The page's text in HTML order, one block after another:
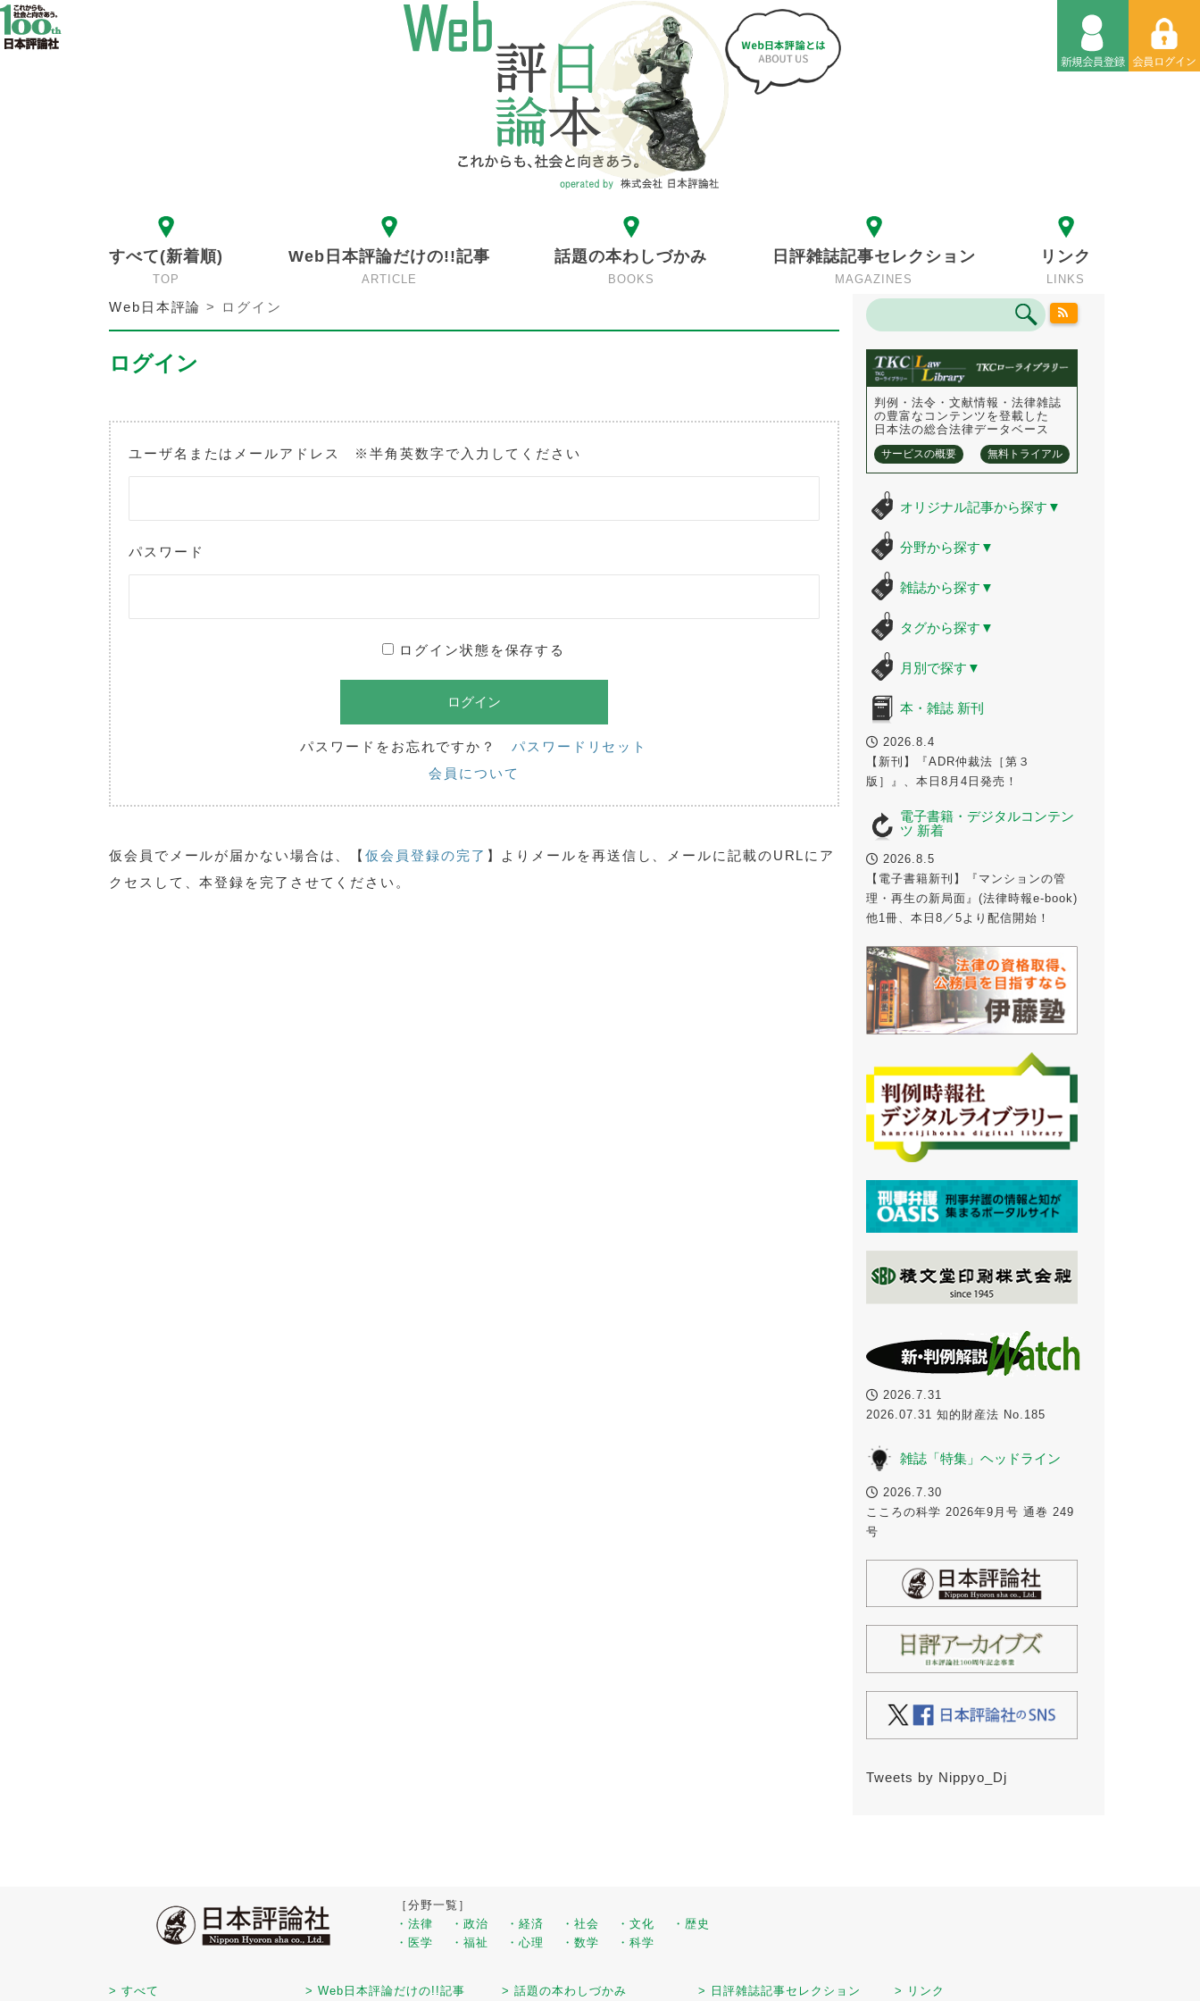
すべて(新着順)
TOP
Web日本評論だけの!!記事
ARTICLE
話題の本わしづかみ
BOOKS
日評雑誌記事セレクション
MAGAZINES
リンク
LINKS
Web日本評論 > ログイン
ログイン
ユーザ名またはメールアドレス ※半角英数字で入力してください
パスワード
ログイン状態を保存する
パスワードをお忘れですか？ パスワードリセット
会員について
仮会員でメールが届かない場合は、【仮会員登録の完了 】よりメールを再送信し、メールに記載のURLにア
クセスして、本登録を完了させてください。
判例・法令・文献情報・法律雑誌
の豊富なコンテンツを登載した
日本法の総合法律データベース
サービスの概要 無料トライアル
オリジナル記事から探す ▼
分野から探す ▼
雑誌から探す ▼
タグから探す ▼
月別で探す ▼
本・雑誌 新刊
2026.8.4
【新刊】『ADR仲裁法［第３
版］』、本日8月4日発売！
電子書籍・デジタルコンテン
ツ 新着
2026.8.5
【電子書籍新刊】『マンションの管
理・再生の新局面』(法律時報e-book)
他1冊、本日8／5より配信開始！
2026.7.31
2026.07.31 知的財産法 No.185
雑誌「特集」ヘッドライン
2026.7.30
こころの科学 2026年9月号 通巻 249
号
Tweets by Nippyo_Dj
［分野一覧］
・法律
・政治 ・経済 ・社会 ・文化
・歴史
・医学
・福祉 ・心理 ・数学 ・科学
> すべて > Web日本評論だけの!!記事 > 話題の本わしづかみ > 日評雑誌記事セレクション > リンク